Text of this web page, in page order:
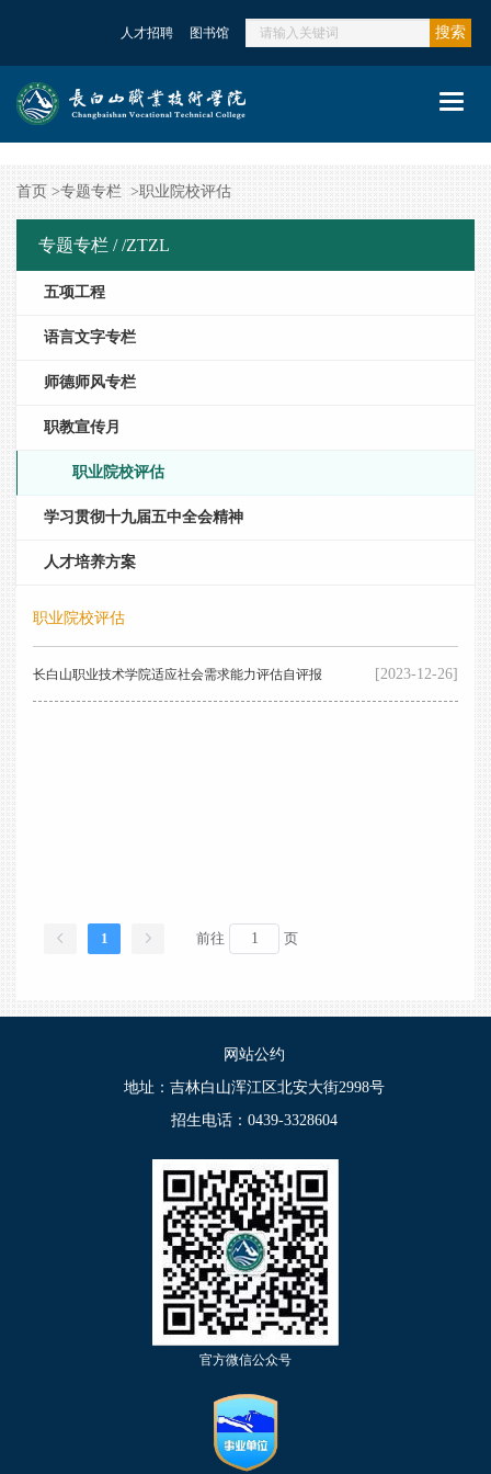
人才招聘 图书馆 搜索
首页 >专题专栏 >职业院校评估
专题专栏 //ZTZL
五项工程
语言文字专栏
师德师风专栏
职教宣传月
职业院校评估
学习贯彻十九届五中全会精神
人才培养方案
职业院校评估
长白山职业技术学院适应社会需求能力评估自评报 [2023-12-26]
1 前往 页
网站公约
地址：吉林白山浑江区北安大街2998号
招生电话：0439-3328604
官方微信公众号